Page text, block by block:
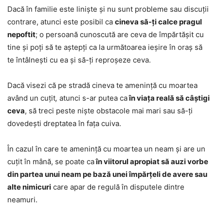
Dacă în familie este liniște și nu sunt probleme sau discuții
contrare, atunci este posibil ca cineva să-ți calce pragul
nepoftit; o persoană cunoscută are ceva de împărtășit cu
tine și poți să te aștepți ca la următoarea ieșire în oraș să
te întâlnești cu ea și să-ți reproșeze ceva.
Dacă visezi că pe stradă cineva te amenință cu moartea
având un cuțit, atunci s-ar putea caîn viața reală să câștigi
ceva, să treci peste niște obstacole mai mari sau să-ți
dovedești dreptatea în fața cuiva.
În cazul în care te amenință cu moartea un neam și are un
cuțit în mână, se poate caîn viitorul apropiat să auzi vorbe
din partea unui neam pe bază unei împărțeli de avere sau
alte nimicuri care apar de regulă în disputele dintre
neamuri.